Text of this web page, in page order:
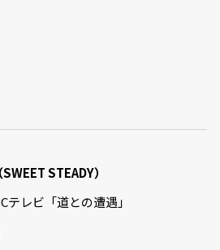
STEADY）
テレビ「道との遭遇」